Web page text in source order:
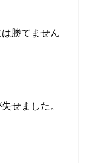
勝てません
せました。